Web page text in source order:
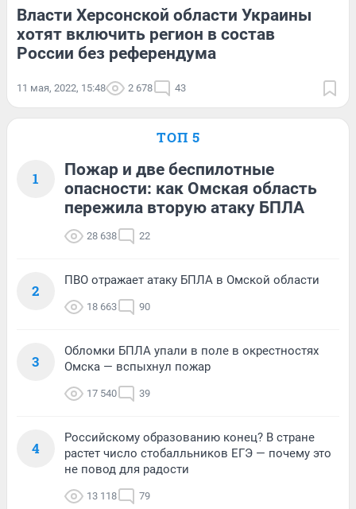
Власти Херсонской области Украины
хотят включить регион в состав
России без референдума
11 мая, 2022, 15:48 2 678 43
ТОП 5
1
Пожар и две беспилотные
опасности: как Омская область
пережила вторую атаку БПЛА
28 638 22
2
ПВО отражает атаку БПЛА в Омской области
18 663 90
3
Обломки БПЛА упали в поле в окрестностях
Омска — вспыхнул пожар
17 540 39
4
Российскому образованию конец? В стране
растет число стобалльников ЕГЭ — почему это
не повод для радости
13 118 79